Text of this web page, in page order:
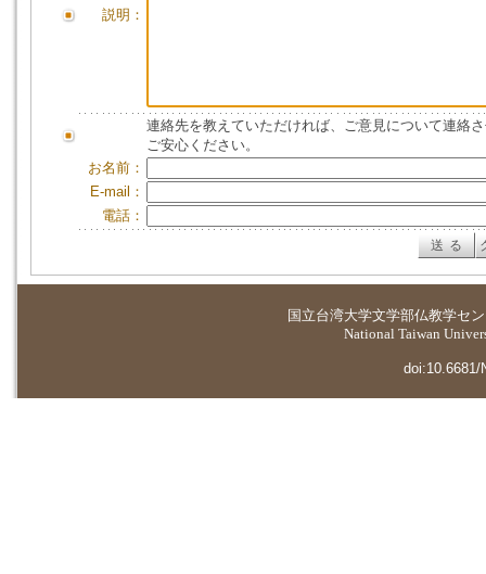
説明：
連絡先を教えていただければ、ご意見について連絡
ご安心ください。
お名前：
E-mail：
電話：
国立台湾大学文学部仏教学セ
National Taiwan
doi:10.6681/